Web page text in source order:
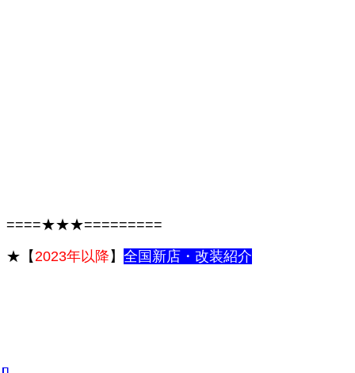
====★★★=========
★【2023年以降 】 全国新店・改装紹介